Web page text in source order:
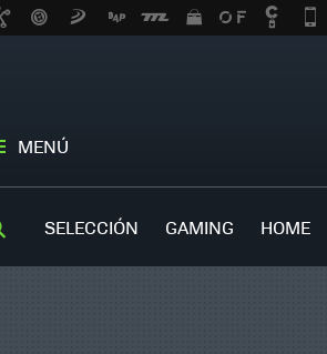
MENÚ
SELECCIÓN GAMING HOME